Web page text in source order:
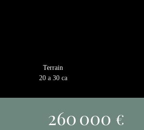
Terrain
20 a 30 ca
260 000 €